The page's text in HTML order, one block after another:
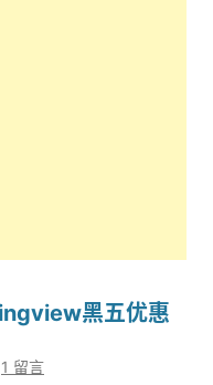
黑五优惠
1 留言